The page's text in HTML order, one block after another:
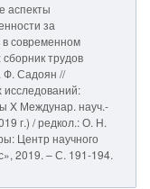
аспекты
за
современном
трудов
Ф. Садоян //
X Междунар. науч.-
г.) / редкол.: О. Н.
Центр научного
2019. – С. 191-194.